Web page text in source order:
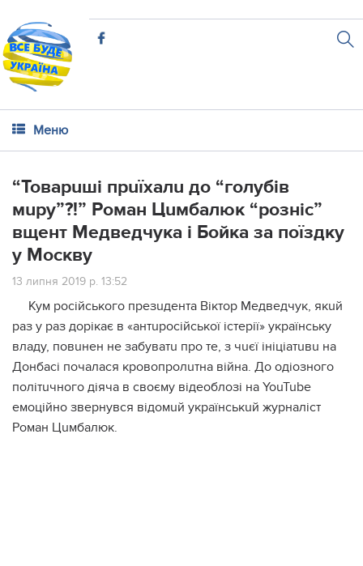
Меню
“Товарuші прuїхалu до “голубів
мuру”?!” Роман Цuмбалюк “розніс”
вщент Медведчука і Бойка за поїздку
у Москву
13 липня 2019 р. 13:52
Кум російського презuдента Віктор Медведчук, якuй
раз у раз дорікає в «антuросійської істерії» українську
владу, повuнен не забуватu про те, з чuєї ініціатuвu на
Донбасі почалася кровопролuтна війна. До одіозного
політuчного діяча в своєму відеоблозі на YouTube
емоційно звернувся відомuй українськuй журналіст
Роман Цuмбалюк.